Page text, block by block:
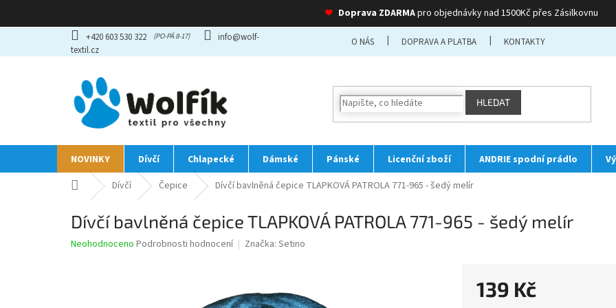
❤ Doprava ZDARMApro objednávky nad 1500Kč přes Zásilkovnu
obsah
+420 603 530 322
info@wolf-
textil.cz
O NÁS DOPRAVA A PLATBA KONTAKTY
HLEDAT
NOVINKY Dívčí Chlapecké Dámské Pánské Licenční zboží ANDRIE spodní prádlo
Domů Dívčí Čepice Dívčí bavlněná čepice TLAPKOVÁ PATROLA 771-965 - šedý melír
Dívčí bavlněná čepice TLAPKOVÁ PATROLA 771-965 - šedý melír
Průměrné
Neohodnoceno Podrobnosti hodnocení Značka: Setino
139 Kč